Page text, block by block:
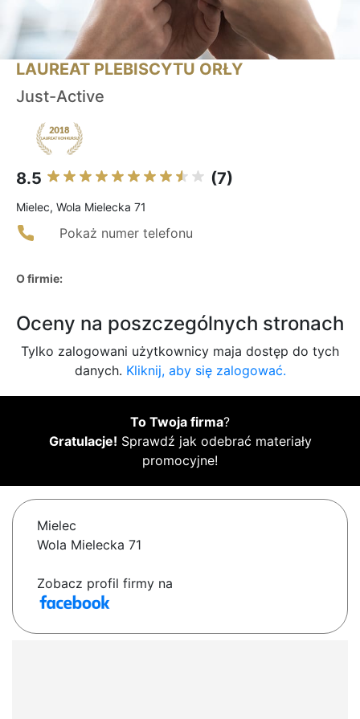
LAUREAT PLEBISCYTU ORŁY
Just-Active
8.5 (7)
Mielec, Wola Mielecka 71
Pokaż numer telefonu
O firmie:
Oceny na poszczególnych stronach
Tylko zalogowani użytkownicy maja dostęp do tych
danych. Kliknij, aby się zalogować.
To Twoja firma?
Gratulacje! Sprawdź jak odebrać materiały
promocyjne!
Mielec
Wola Mielecka 71
Zobacz profil firmy na